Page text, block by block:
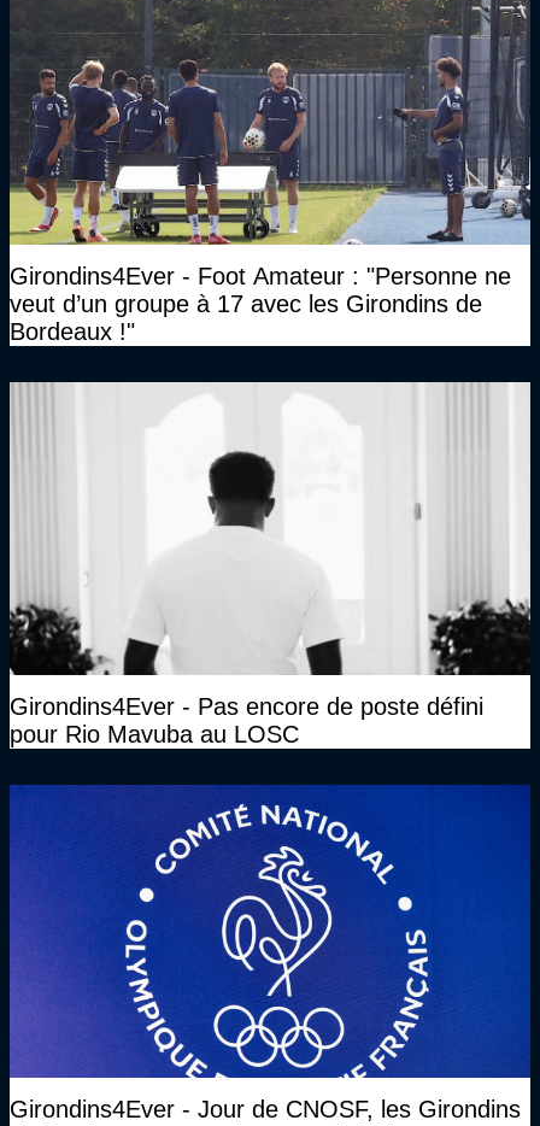
Girondins4Ever - Foot Amateur : "Personne ne
veut d’un groupe à 17 avec les Girondins de
Bordeaux !"
Girondins4Ever - Pas encore de poste défini
pour Rio Mavuba au LOSC
Girondins4Ever - Jour de CNOSF, les Girondins